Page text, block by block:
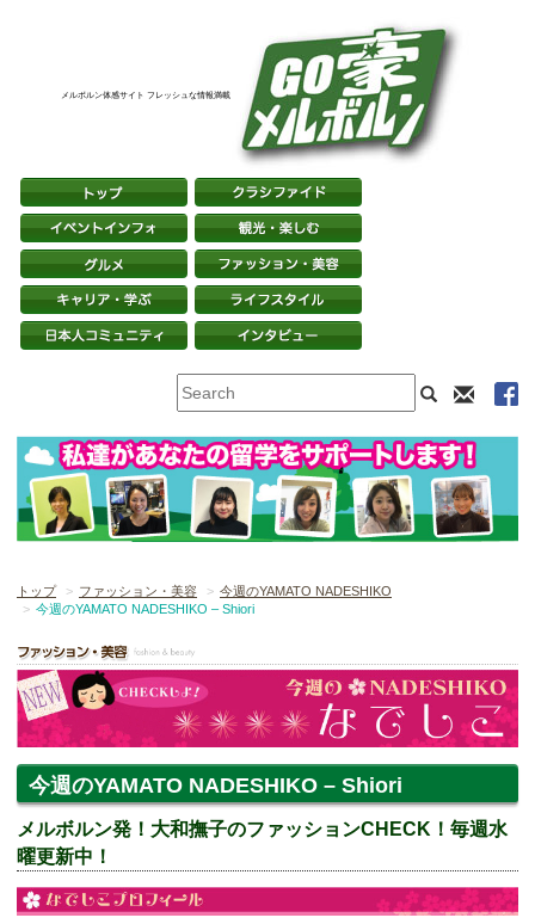
メルボルン体感サイト フレッシュな情報満載
トップ ファッション・美容
今週のYAMATO NADESHIKO
今週のYAMATO NADESHIKO – Shiori
今週のYAMATO NADESHIKO – Shiori
メルボルン発！大和撫子のファッションCHECK！毎週水
曜更新中！